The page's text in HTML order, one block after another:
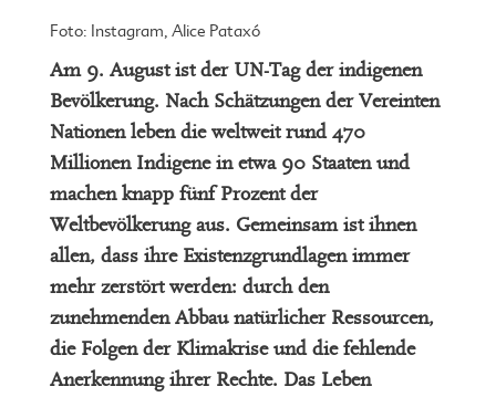
Foto: Instagram, Alice Pataxó
Am 9. August ist der UN-Tag der indigenen
Bevölkerung. Nach Schätzungen der Vereinten
Nationen leben die weltweit rund 470
Millionen Indigene in etwa 90 Staaten und
machen knapp fünf Prozent der
Weltbevölkerung aus. Gemeinsam ist ihnen
allen, dass ihre Existenzgrundlagen immer
mehr zerstört werden: durch den
zunehmenden Abbau natürlicher Ressourcen,
die Folgen der Klimakrise und die fehlende
Anerkennung ihrer Rechte. Das Leben